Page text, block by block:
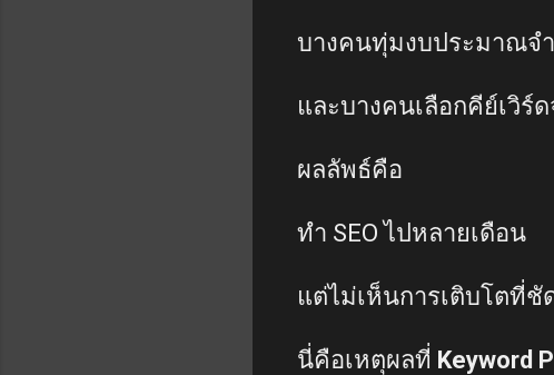
บางคนทุ่มงบประมาณจ
และบางคนเลือกคีย์เวิร์
ผลลัพธ์คือ
ทำ SEO ไปหลายเดือน
แต่ไม่เห็นการเติบโตที่ชั
นี่คือเหตุผลที่ Keyword